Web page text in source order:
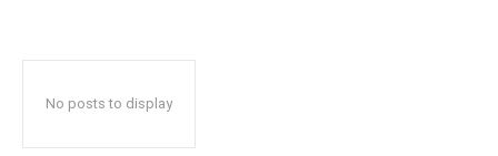
No posts to display